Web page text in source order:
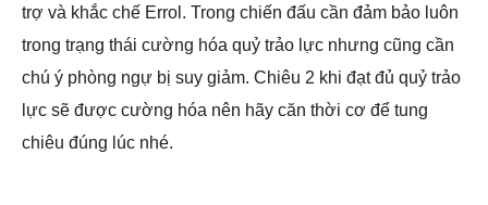
trợ và khắc chế Errol. Trong chiến đấu cần đảm bảo luôn
trong trạng thái cường hóa quỷ trảo lực nhưng cũng cần
chú ý phòng ngự bị suy giảm. Chiêu 2 khi đạt đủ quỷ trảo
lực sẽ được cường hóa nên hãy căn thời cơ để tung
chiêu đúng lúc nhé.